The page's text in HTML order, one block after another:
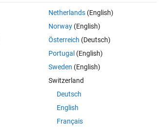
0 voti
ンドルとなっているためエラーとなってしまいま
Netherlands(English)
Norway(English)
Österreich (Deutsch)
Portugal (English)
Sweden (English)
Switzerland
Deutsch
English
Français